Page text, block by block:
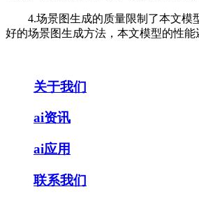
4.场景图生成的质量限制了本文模
好的场景图生成方法，本文模型的性能
关于我们
ai资讯
ai应用
联系我们